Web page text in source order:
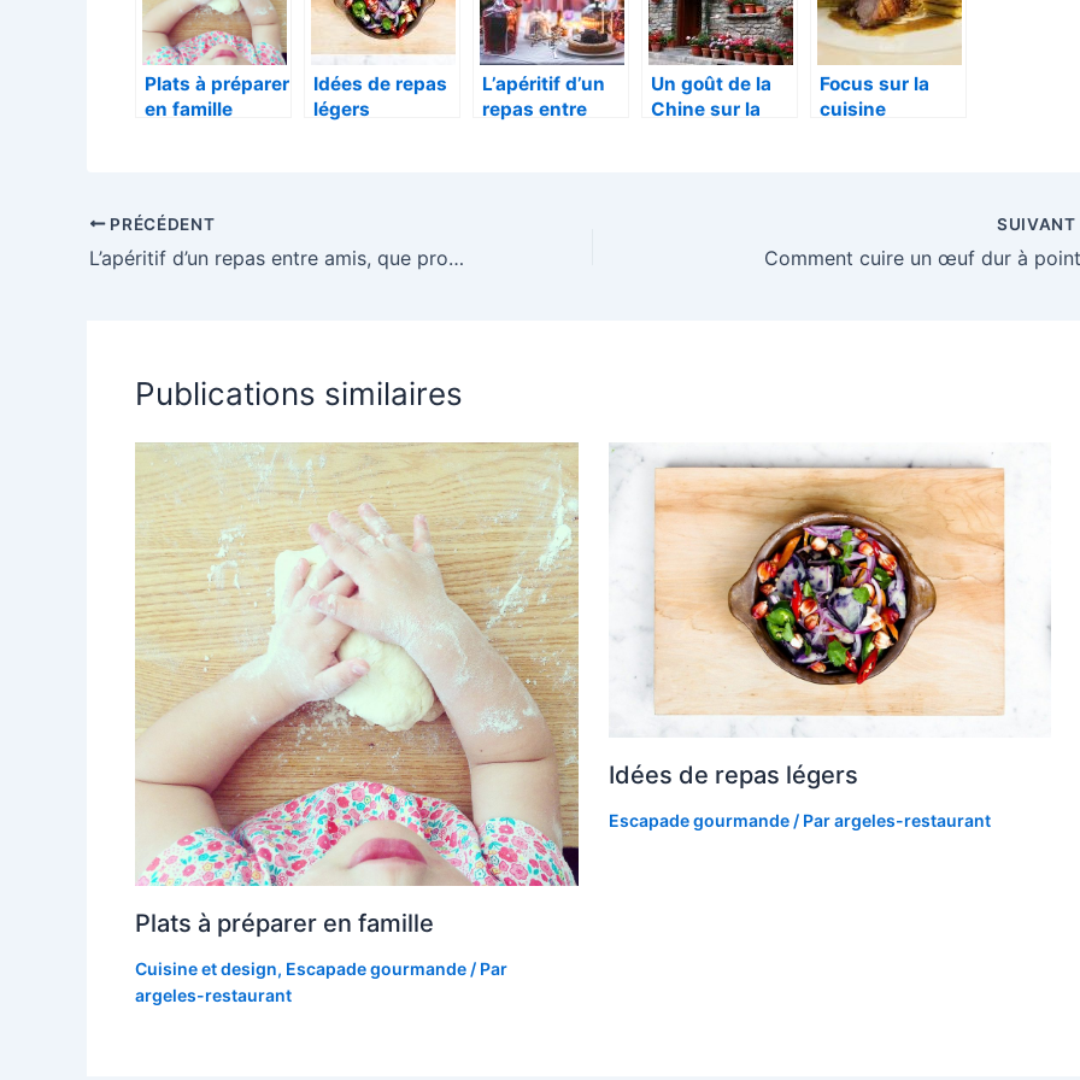
Plats à préparer
en famille
Idées de repas
légers
L’apéritif d’un
repas entre
Un goût de la
Chine sur la
Focus sur la
cuisine
PRÉCÉDENT
L’apéritif d’un repas entre amis, que proposer ?
SUIVANT
Comment cuire un œuf dur à
Publications similaires
Plats à préparer en famille
Cuisine et design, Escapade gourmande / Par
argeles-restaurant
Idées de repas légers
Escapade gourmande/ Parargeles-restaurant